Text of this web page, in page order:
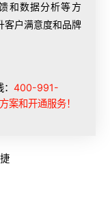
和数据分析等方
客户满意度和品牌
：400-991-
案和开通服务！